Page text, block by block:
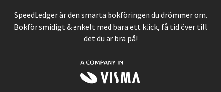
SpeedLedger är den smarta bokföringen du drömmer om.
Bokför smidigt & enkelt med bara ett klick, få tid över till
det du är bra på!